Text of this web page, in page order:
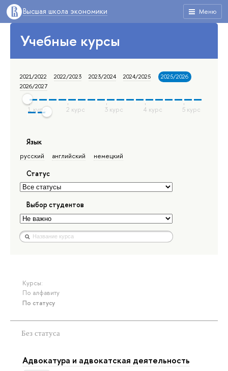
Меню
Высшая школа экономики
Учебные курсы
2021/2022 2022/2023 2023/2024 2024/2025
2025/2026
2026/2027
Язык
русский английский немецкий
Статус
Выбор студентов
Курсы:
По алфавиту
По статусу
Без статуса
Адвокатура и адвокатская деятельность